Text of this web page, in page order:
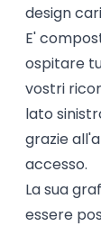
design
E'
ospitare
vostri
lato
grazie
accesso.
La sua
essere